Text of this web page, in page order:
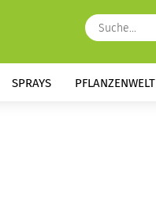
SPRAYS PFLANZENWELT